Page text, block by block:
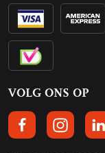
VOLG ONS OP
VOLGS ONS OP
VOLG